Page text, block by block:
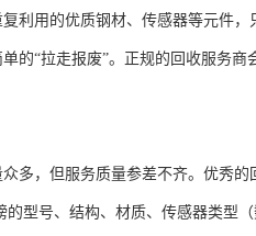
利用的优质钢材、传感器等元件，
的“拉走报废”。正规的回收服务
多，但服务质量参差不齐。优秀的
的型号、结构、材质、传感器类型